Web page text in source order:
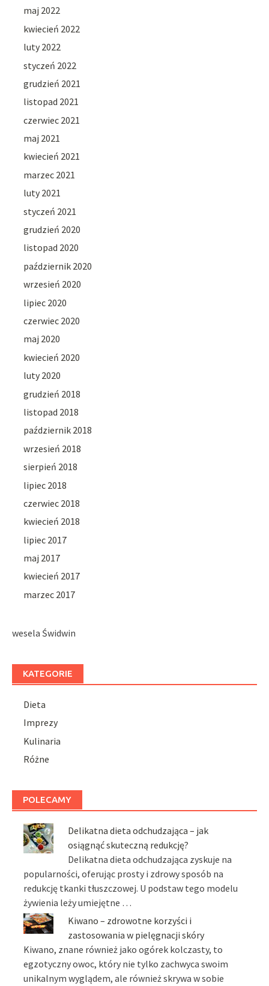
maj 2022
kwiecień 2022
luty 2022
styczeń 2022
grudzień 2021
listopad 2021
czerwiec 2021
maj 2021
kwiecień 2021
marzec 2021
luty 2021
styczeń 2021
grudzień 2020
listopad 2020
październik 2020
wrzesień 2020
lipiec 2020
czerwiec 2020
maj 2020
kwiecień 2020
luty 2020
grudzień 2018
listopad 2018
październik 2018
wrzesień 2018
sierpień 2018
lipiec 2018
czerwiec 2018
kwiecień 2018
lipiec 2017
maj 2017
kwiecień 2017
marzec 2017
wesela Świdwin
KATEGORIE
Dieta
Imprezy
Kulinaria
Różne
POLECAMY
Delikatna dieta odchudzająca – jak
osiągnąć skuteczną redukcję?
Delikatna dieta odchudzająca zyskuje na
popularności, oferując prosty i zdrowy sposób na
redukcję tkanki tłuszczowej. U podstaw tego modelu
żywienia leży umiejętne …
Kiwano – zdrowotne korzyści i
zastosowania w pielęgnacji skóry
Kiwano, znane również jako ogórek kolczasty, to
egzotyczny owoc, który nie tylko zachwyca swoim
unikalnym wyglądem, ale również skrywa w sobie